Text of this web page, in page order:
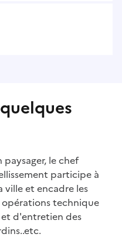
le chef
participe à
ville et encadre les
opérations technique
d'entretien des